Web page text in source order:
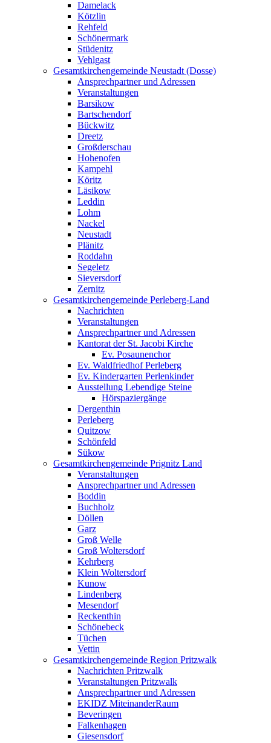
Damelack
Kötzlin
Rehfeld
Schönermark
Stüdenitz
Vehlgast
Gesamtkirchengemeinde Neustadt (Dosse)
Ansprechpartner und Adressen
Veranstaltungen
Barsikow
Bartschendorf
Bückwitz
Dreetz
Großderschau
Hohenofen
Kampehl
Köritz
Läsikow
Leddin
Lohm
Nackel
Neustadt
Plänitz
Roddahn
Segeletz
Sieversdorf
Zernitz
Gesamtkirchengemeinde Perleberg-Land
Nachrichten
Veranstaltungen
Ansprechpartner und Adressen
Kantorat der St. Jacobi Kirche
Ev. Posaunenchor
Ev. Waldfriedhof Perleberg
Ev. Kindergarten Perlenkinder
Ausstellung Lebendige Steine
Hörspaziergänge
Dergenthin
Perleberg
Quitzow
Schönfeld
Sükow
Gesamtkirchengemeinde Prignitz Land
Veranstaltungen
Ansprechpartner und Adressen
Boddin
Buchholz
Döllen
Garz
Groß Welle
Groß Woltersdorf
Kehrberg
Klein Woltersdorf
Kunow
Lindenberg
Mesendorf
Reckenthin
Schönebeck
Tüchen
Vettin
Gesamtkirchengemeinde Region Pritzwalk
Nachrichten Pritzwalk
Veranstaltungen Pritzwalk
Ansprechpartner und Adressen
EKIDZ MiteinanderRaum
Beveringen
Falkenhagen
Giesensdorf